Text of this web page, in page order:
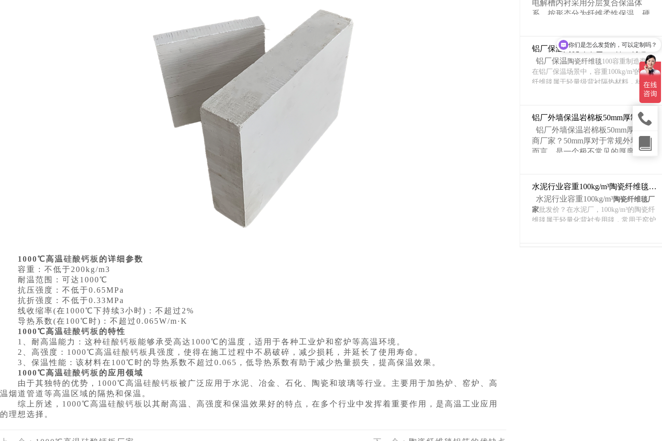
1000℃高温硅酸钙板 的详细参数
容重：不低于200kg/m3
耐温范围：可达1000℃
抗压强度：不低于0.65MPa
抗折强度：不低于0.33MPa
线收缩率(在1000℃下持续3小时)：不超过2%
导热系数(在100℃时)：不超过0.065W/m·K
1000℃高温硅酸钙板 的特性
1、耐高温能力：这种硅酸钙板 能够承受高达1000℃的温度，适用于各种工业炉和窑炉等高温环境。
2、高强度：1000℃高温硅酸钙板 具强度，使得在施工过程中不易破碎，减少损耗，并延长了使用寿命。
3、保温性能：该材料在100℃时的导热系数不超过0.065，低导热系数有助于减少热量损失，提高保温效果。
1000℃高温硅酸钙板 的应用领域
由于其独特的优势，1000℃高温硅酸钙板 被广泛应用于水泥、冶金、石化、陶瓷和玻璃等行业。主要用于加热炉、窑炉、高
温烟道管道等高温区域的隔热和保温。
综上所述，1000℃高温硅酸钙板 以其耐高温、高强度和保温效果好的特点，在多个行业中发挥着重要作用，是高温工业应用
的理想选择。
电解槽内衬采用分层复合保温体
系，按形态分为纤维柔性保温、硬
导热绝热、不定型浇注防渗保温、
特种复合保温六大类，适配槽底、
侧部、端部、槽壳背衬不同温度区
间（300~1350℃）。电解槽保温材
料不同类型，郑州盛世金鼎保温材料厂
应有尽有，而且不同的级别等级都可以
根据客户的使用温度，客户应用需求提供
铝厂保温陶瓷纤维毯100容重制造商？
铝厂保温陶瓷纤维毯100容重制造商？
在铝厂保温场景中，容重100kg/m³的陶瓷
纤维毯属于轻量级背衬隔热材料，核心价
值在于“保温与减重之间取得平衡”，适合
对设备承重敏感的部位。100容重的陶瓷
纤维毯凭借其出色的耐高温、抗热震、抗
风蚀及轻质节能等综合优势，是铝厂工业
窑炉、高温管道及加热设备理想的保温防
护材料。
与主流的128kg/m³相比，100kg/m³密度
示，96kg/m³和128kg/m³是常见密度选
项，100kg/m³属于轻量化定制规格。在同
材质等级下，导热系数会略高于128kg/m
³，但差距不大，对于背衬层来说“够用”。
铝厂外墙保温岩棉板50mm厚制造
商厂家？50mm厚对于常规外墙保温
而言，是一个极不常见的厚度。外
殊工业设施（如低温冷库、特殊工
艺车间），才可能使用远超常规的
厚度。
50mm厚的岩棉板用在铝厂外墙保温
水泥行业容重100kg/m³陶瓷纤维毯厂家批发价
水泥行业容重100kg/m³陶瓷纤维毯厂
家批发价？在水泥厂，100kg/m³的陶瓷纤
维毯属于轻量化背衬专用毯，常用于窑炉
你们是怎么发货的，可以定制吗？